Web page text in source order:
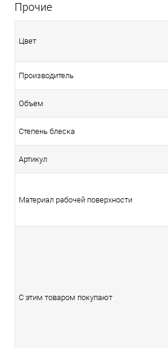
Прочие
Цвет
Производитель
Объем
Степень блеска
Артикул
Материал рабочей поверхности
С этим товаром покупают